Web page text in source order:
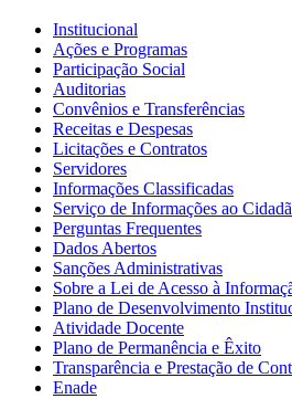
Institucional
Ações e Programas
Participação Social
Auditorias
Convênios e Transferências
Receitas e Despesas
Licitações e Contratos
Servidores
Informações Classificadas
Serviço de Informações ao
Perguntas Frequentes
Dados Abertos
Sanções Administrativas
Sobre a Lei de Acesso à
Plano de Desenvolvimento
Atividade Docente
Plano de Permanência e Êxito
Transparência e Prestação de
Enade